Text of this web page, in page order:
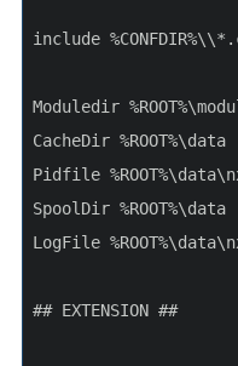
include
Moduledir
CacheDir %ROOT%\data
Pidfile
SpoolDir %ROOT%\data
LogFile
## EXTENSION ##